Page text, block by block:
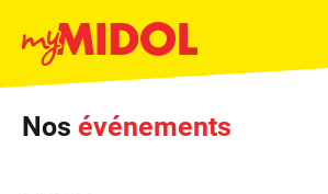
Nos événements